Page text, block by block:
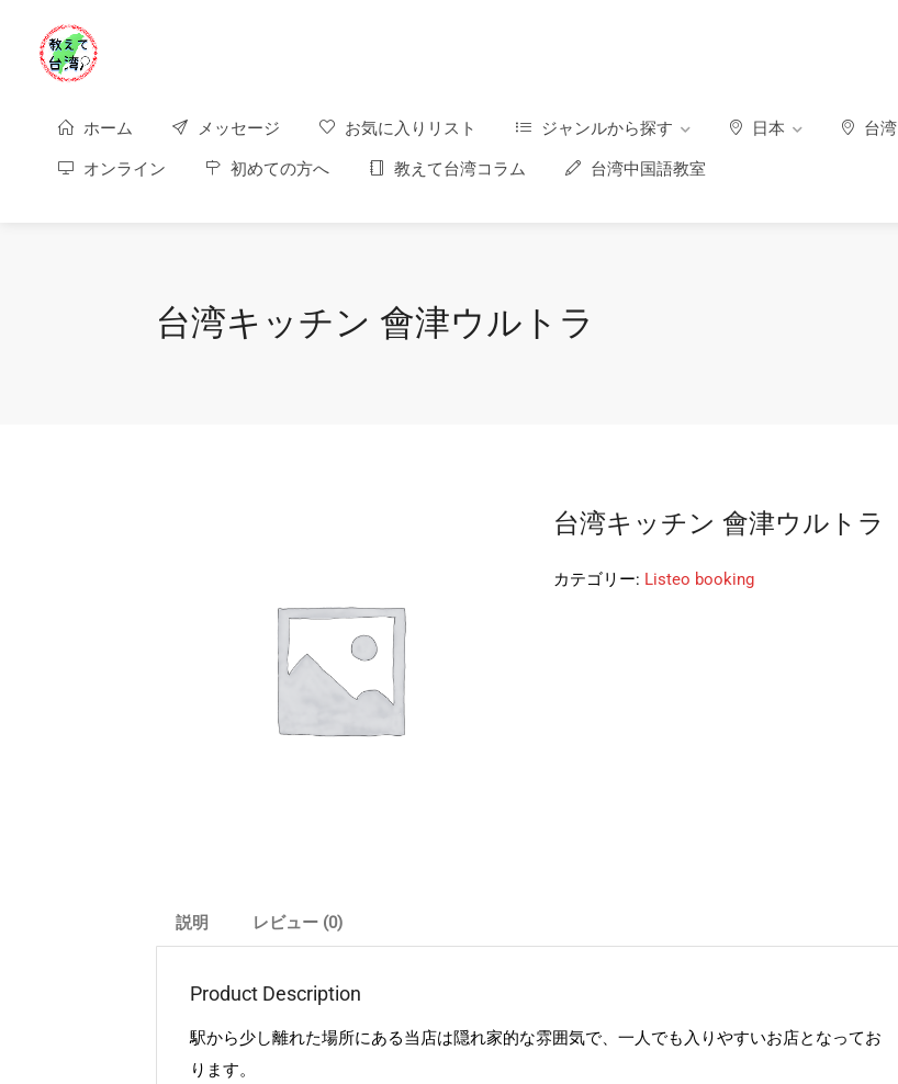
ホーム メッセージ お気に入りリスト ジャンルから探す 日本 台湾
オンライン 初めての方へ 教えて台湾コラム 台湾中国語教室
台湾キッチン 會津ウルトラ
台湾キッチン 會津ウルトラ
カテゴリー: Listeo booking
説明 レビュー (0)
Product Description
駅から少し離れた場所にある当店は隠れ家的な雰囲気で、一人でも入りやすいお店となってお
ります。